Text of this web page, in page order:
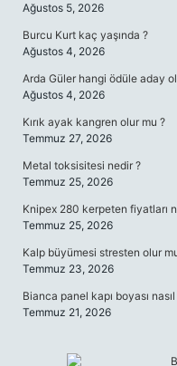
Ağustos 5, 2026
Burcu Kurt kaç yaşında ?
Ağustos 4, 2026
Arda Güler hangi ödüle aday
Ağustos 4, 2026
Kırık ayak kangren olur mu ?
Temmuz 27, 2026
Metal toksisitesi nedir ?
Temmuz 25, 2026
Knipex 280 kerpeten fiyatları
Temmuz 25, 2026
Kalp büyümesi stresten olur
Temmuz 23, 2026
Bianca panel kapı boyası nasıl
Temmuz 21, 2026